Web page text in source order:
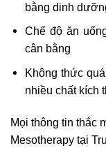
bằng dinh
Chế độ ăn
cân bằng
Không thức
nhiều chất kích
Mọi thông tin thắc
Mesotherapy tại